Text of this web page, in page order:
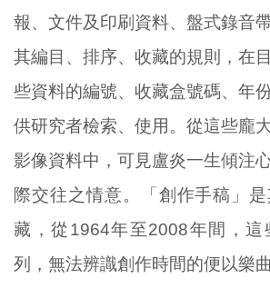
報、文件及印刷資料、盤式錄音
其編目、排序、收藏的規則，在
些資料的編號、收藏盒號碼、年
供研究者檢索、使用。從這些龐
影像資料中，可見盧炎一生傾注
際交往之情意。「創作手稿」
藏，從1964年至2008年間，這
列，無法辨識創作時間的便以樂